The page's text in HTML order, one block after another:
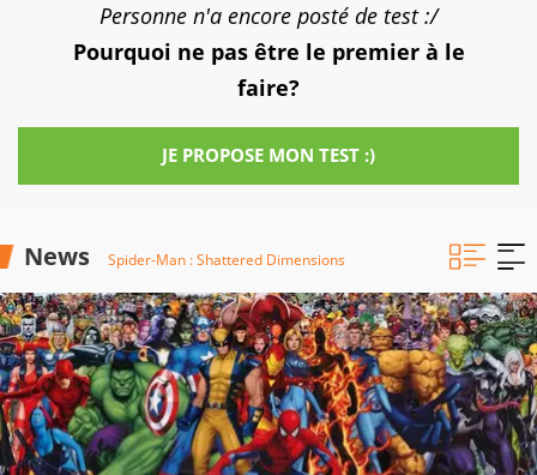
Personne n'a encore posté de test :/
Pourquoi ne pas être le premier à le
faire?
JE PROPOSE MON TEST :)
News Spider-Man : Shattered Dimensions